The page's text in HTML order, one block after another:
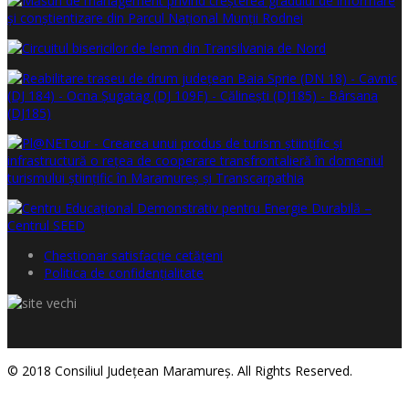
Chestionar satisfacţie cetăţeni
Politica de confidențialitate
© 2018 Consiliul Judeţean Maramureş. All Rights Reserved.